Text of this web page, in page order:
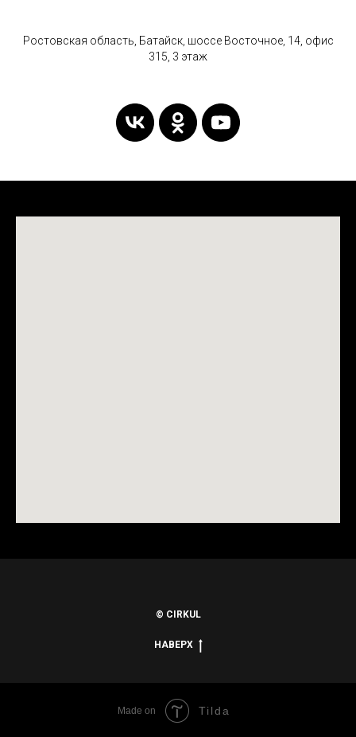
Ростовская область, Батайск, шоссе Восточное, 14, офис
315, 3 этаж
© CIRKUL
НАВЕРХ
Made on Tilda